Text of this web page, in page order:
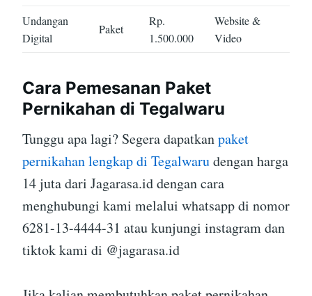
Undangan
Digital
Paket
Rp.
1.500.000
Website &
Video
Cara Pemesanan Paket
Pernikahan di Tegalwaru
Tunggu apa lagi? Segera dapatkanpaket
pernikahan lengkap di Tegalwarudengan harga
14 juta dari Jagarasa.id dengan cara
menghubungi kami melalui whatsapp di nomor
6281-13-4444-31 atau kunjungi instagram dan
tiktok kami di @jagarasa.id